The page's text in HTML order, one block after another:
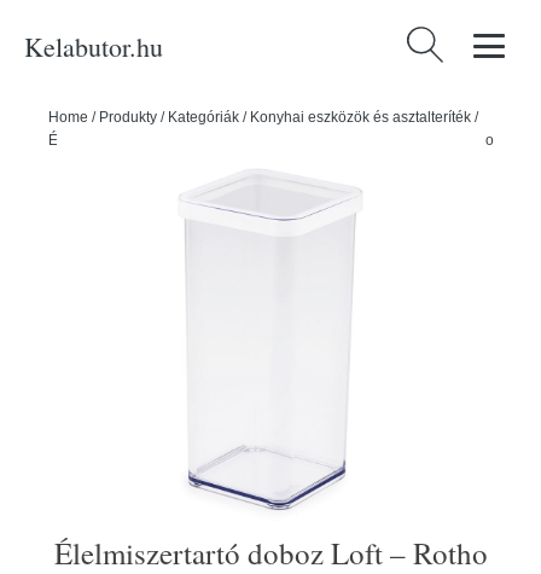
Kelabutor.hu Keresés:
Home / Produkty / Kategóriák / Konyhai eszközök és asztalteríték /
Ételhordók és tárolók
Élelmiszertartó doboz Loft – Rotho
Élelmiszertartó doboz Loft – Rotho